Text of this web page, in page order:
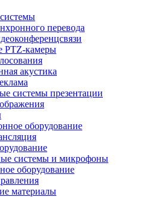
перевода
PTZ-камеры
акустика
системы презентации
оборудование
системы и микрофоны
оборудование
материалы